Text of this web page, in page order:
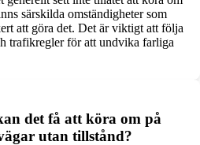
särskilda omständigheter som
att göra det. Det är viktigt att följa
trafikregler för att undvika farliga
det få att köra om på
utan tillstånd?